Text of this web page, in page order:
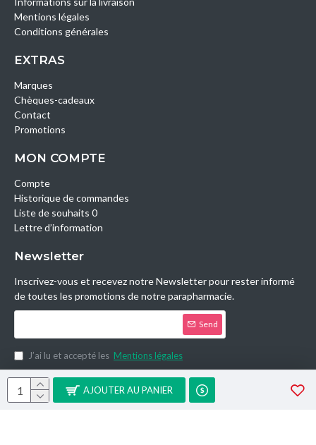
AJOUTER AU PANIER
Mentions légales
Conditions générales
EXTRAS
Marques
Chèques-cadeaux
Contact
Promotions
MON COMPTE
Compte
Historique de commandes
Liste de souhaits 0
Lettre d’information
Newsletter
Inscrivez-vous et recevez notre Newsletter pour rester informé
de toutes les promotions de notre parapharmacie.
Send
J’ai lu et accepté les Mentions légales
Copyright © 2014, Parashop.tn, All Rights Reserved.